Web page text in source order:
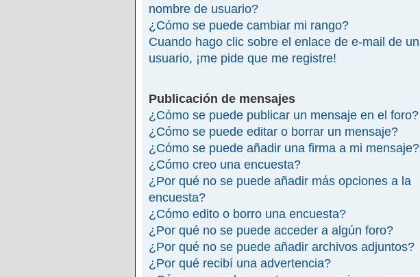
nombre de usuario?
¿Cómo se puede cambiar mi rango?
Cuando hago clic sobre el enlace de e-mail de un
usuario, ¡me pide que me registre!
Publicación de mensajes
¿Cómo se puede publicar un mensaje en el foro?
¿Cómo se puede editar o borrar un mensaje?
¿Cómo se puede añadir una firma a mi mensaje?
¿Cómo creo una encuesta?
¿Por qué no se puede añadir más opciones a la
encuesta?
¿Cómo edito o borro una encuesta?
¿Por qué no se puede acceder a algún foro?
¿Por qué no se puede añadir archivos adjuntos?
¿Por qué recibí una advertencia?